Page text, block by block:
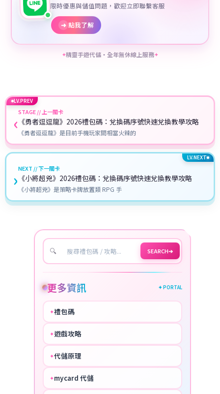
限時優惠與儲值問題，歡迎立即聯繫客服
➜ 點我了解
✦精靈手遊代儲・全年無休線上服務✦
LV.PREV
‹STAGE // 上一關卡
《勇者逗逗龍》2026禮包碼：兌換碼序號快速兌換教學攻略
《勇者逗逗龍》是目前手機玩家間相當火辣的
LV.NEXT
NEXT // 下一關卡
《小將超兇》2026禮包碼：兌換碼序號快速兌換教學攻略
《小將超兇》是策略卡牌放置類 RPG 手
›
🔍 SEARCH➔
更多資訊 ✦ PORTAL
✦禮包碼
✦遊戲攻略
✦代儲原理
✦mycard 代儲